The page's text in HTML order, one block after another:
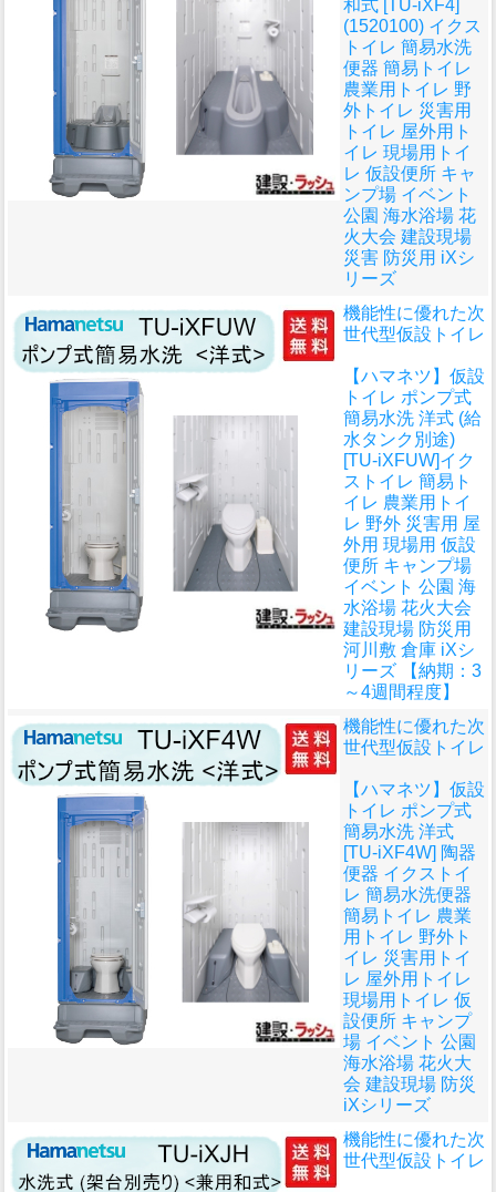
和式 [TU-iXF4]
(1520100) イクス
トイレ 簡易水洗
便器 簡易トイレ
農業用トイレ 野
外トイレ 災害用
トイレ 屋外用ト
イレ 現場用トイ
レ 仮設便所 キャ
ンプ場 イベント
公園 海水浴場 花
火大会 建設現場
災害 防災用 iXシ
リーズ
機能性に優れた次
世代型仮設トイレ
【ハマネツ】仮設
トイレ ポンプ式
簡易水洗 洋式 (給
水タンク別途)
[TU-iXFUW]イク
ストイレ 簡易ト
イレ 農業用トイ
レ 野外 災害用 屋
外用 現場用 仮設
便所 キャンプ場
イベント 公園 海
水浴場 花火大会
建設現場 防災用
河川敷 倉庫 iXシ
リーズ 【納期：3
～4週間程度】
機能性に優れた次
世代型仮設トイレ
【ハマネツ】仮設
トイレ ポンプ式
簡易水洗 洋式
[TU-iXF4W] 陶器
便器 イクストイ
レ 簡易水洗便器
簡易トイレ 農業
用トイレ 野外ト
イレ 災害用トイ
レ 屋外用トイレ
現場用トイレ 仮
設便所 キャンプ
場 イベント 公園
海水浴場 花火大
会 建設現場 防災
iXシリーズ
機能性に優れた次
世代型仮設トイレ